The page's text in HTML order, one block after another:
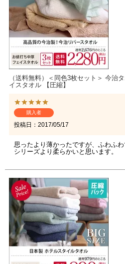
（送料無料）＜同色3枚セット＞ 今治
イスタオル 【圧縮】
購入者
投稿日 2017/05/17
思ったより薄かったですが、ふわふ
シリーズより柔らかいと思います。